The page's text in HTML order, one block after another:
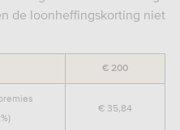
de loonheffingskorting niet
€ 200
€ 35,84